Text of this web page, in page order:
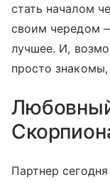
стать началом
своим чередом
лучшее. И,
просто
Партнер